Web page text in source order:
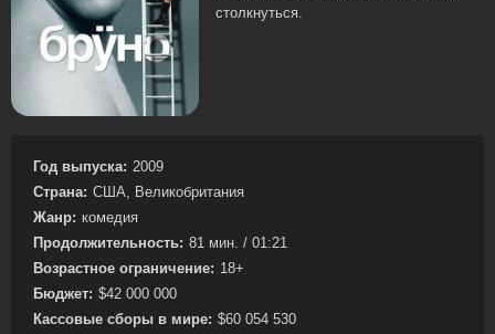
столкнуться.
Год выпуска: 2009
Страна: США, Великобритания
Жанр: комедия
Продолжительность: 81 мин. / 01:21
Возрастное ограничение: 18+
Бюджет: $42 000 000
Кассовые сборы в мире: $60 054 530